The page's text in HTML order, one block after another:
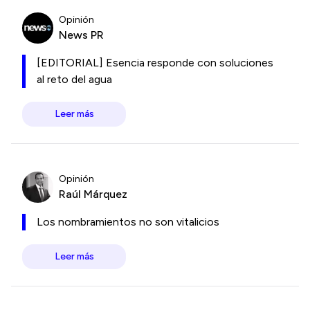
Opinión
News PR
[EDITORIAL] Esencia responde con soluciones
al reto del agua
Leer más
Opinión
Raúl Márquez
Los nombramientos no son vitalicios
Leer más